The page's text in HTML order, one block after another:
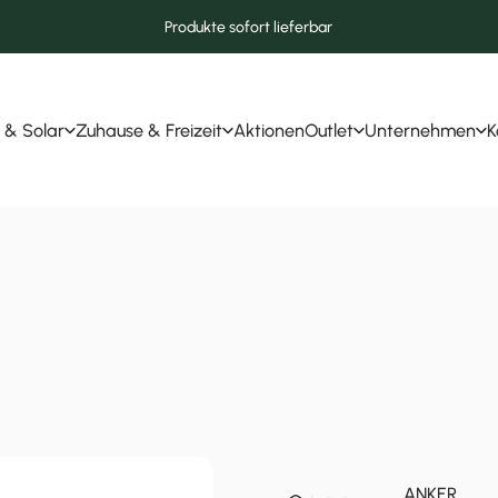
Produkte sofort lieferbar
& Solar Zuhause & Freizeit AktionenOutlet Unternehmen